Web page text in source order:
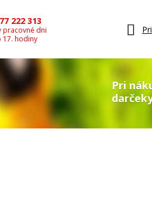
222 313
pracovné dni
17. hodiny
Pri